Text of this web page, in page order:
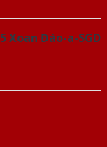
Xoan Đào-a-SGD